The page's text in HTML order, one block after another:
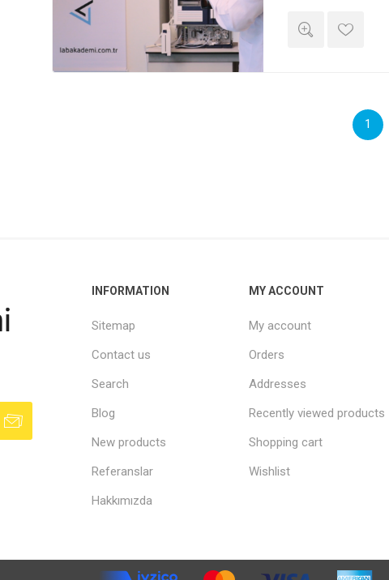
yapar. ⚠️LÜTFEN
SERTİFİKA TEK
ve 5 uluslararası
Kalite Kontrol
1
INFORMATION
Sitemap
Contact us
Search
Blog
New products
Referanslar
Hakkımızda
MY ACCOUNT
My account
Orders
Addresses
Recently viewed products
Shopping cart
Wishlist